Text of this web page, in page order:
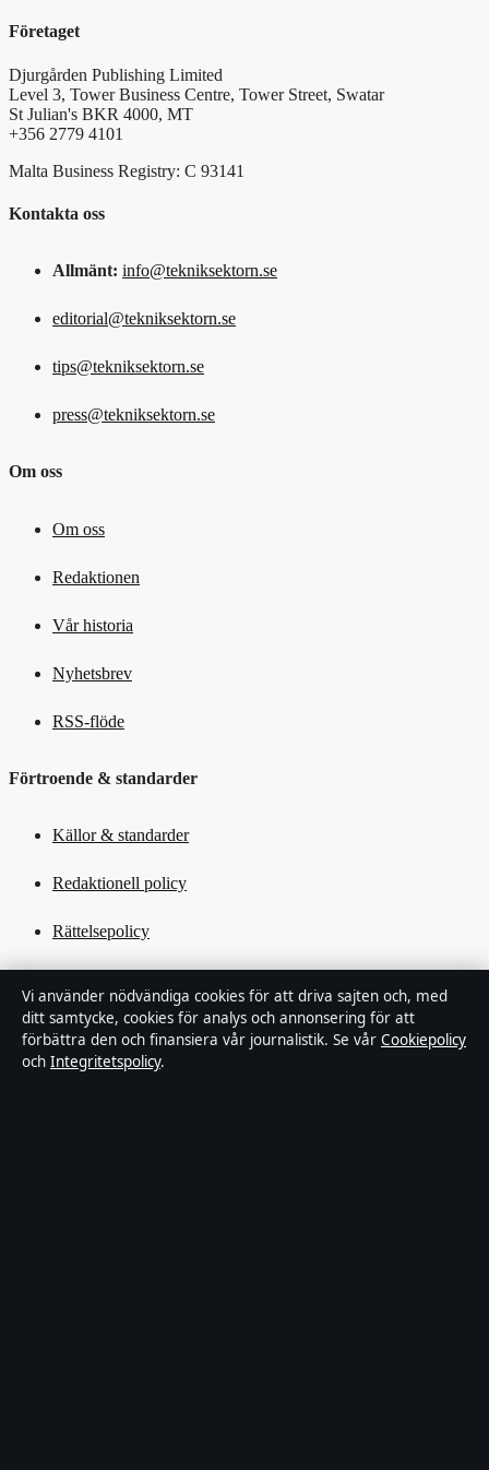
Företaget
Djurgården Publishing Limited
Level 3, Tower Business Centre, Tower Street, Swatar
St Julian's BKR 4000, MT
+356 2779 4101
Malta Business Registry: C 93141
Kontakta oss
Allmänt: info@tekniksektorn.se
editorial@tekniksektorn.se
tips@tekniksektorn.se
press@tekniksektorn.se
Om oss
Om oss
Redaktionen
Vår historia
Nyhetsbrev
RSS-flöde
Förtroende & standarder
Källor & standarder
Redaktionell policy
Rättelsepolicy
Kändisar & integritet
Integritetspolicy
Vi använder nödvändiga cookies för att driva sajten och, med
ditt samtycke, cookies för analys och annonsering för att
förbättra den och finansiera vår journalistik. Se vår Cookiepolicy
och Integritetspolicy.